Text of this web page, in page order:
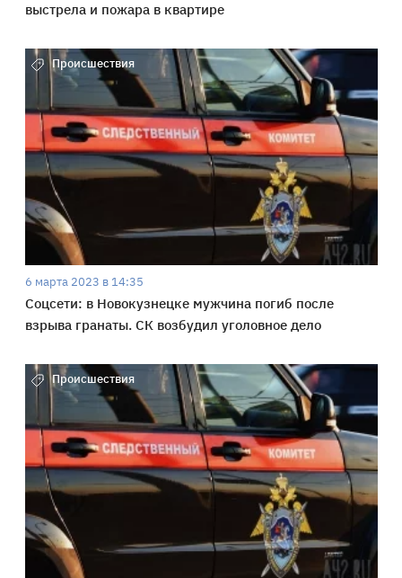
выстрела и пожара в квартире
Происшествия
6 марта 2023 в 14:35
Соцсети: в Новокузнецке мужчина погиб после
взрыва гранаты. СК возбудил уголовное дело
Происшествия